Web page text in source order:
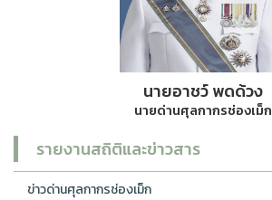
นายอาชว์ พดด้วง
นายด่านศุลกากรช่องเม็ก
รายงานสถิติและข่าวสาร
ข่าวด่านศุลกากรช่องเม็ก